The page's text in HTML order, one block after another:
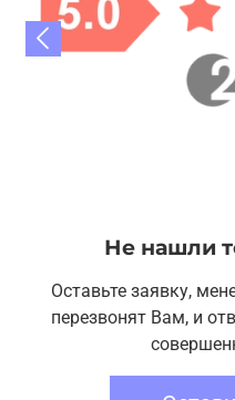
Не нашли
Оставьте заявку,
перезвонят Вам, и